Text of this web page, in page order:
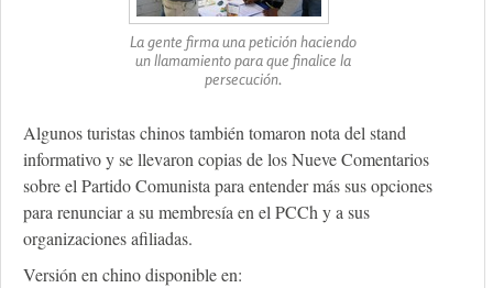
La gente firma una petición haciendo
un llamamiento para que finalice la
persecución.
Algunos turistas chinos también tomaron nota del stand
informativo y se llevaron copias de los Nueve Comentarios
sobre el Partido Comunista para entender más sus opciones
para renunciar a su membresía en el PCCh y a sus
organizaciones afiliadas.
Versión en chino disponible en: